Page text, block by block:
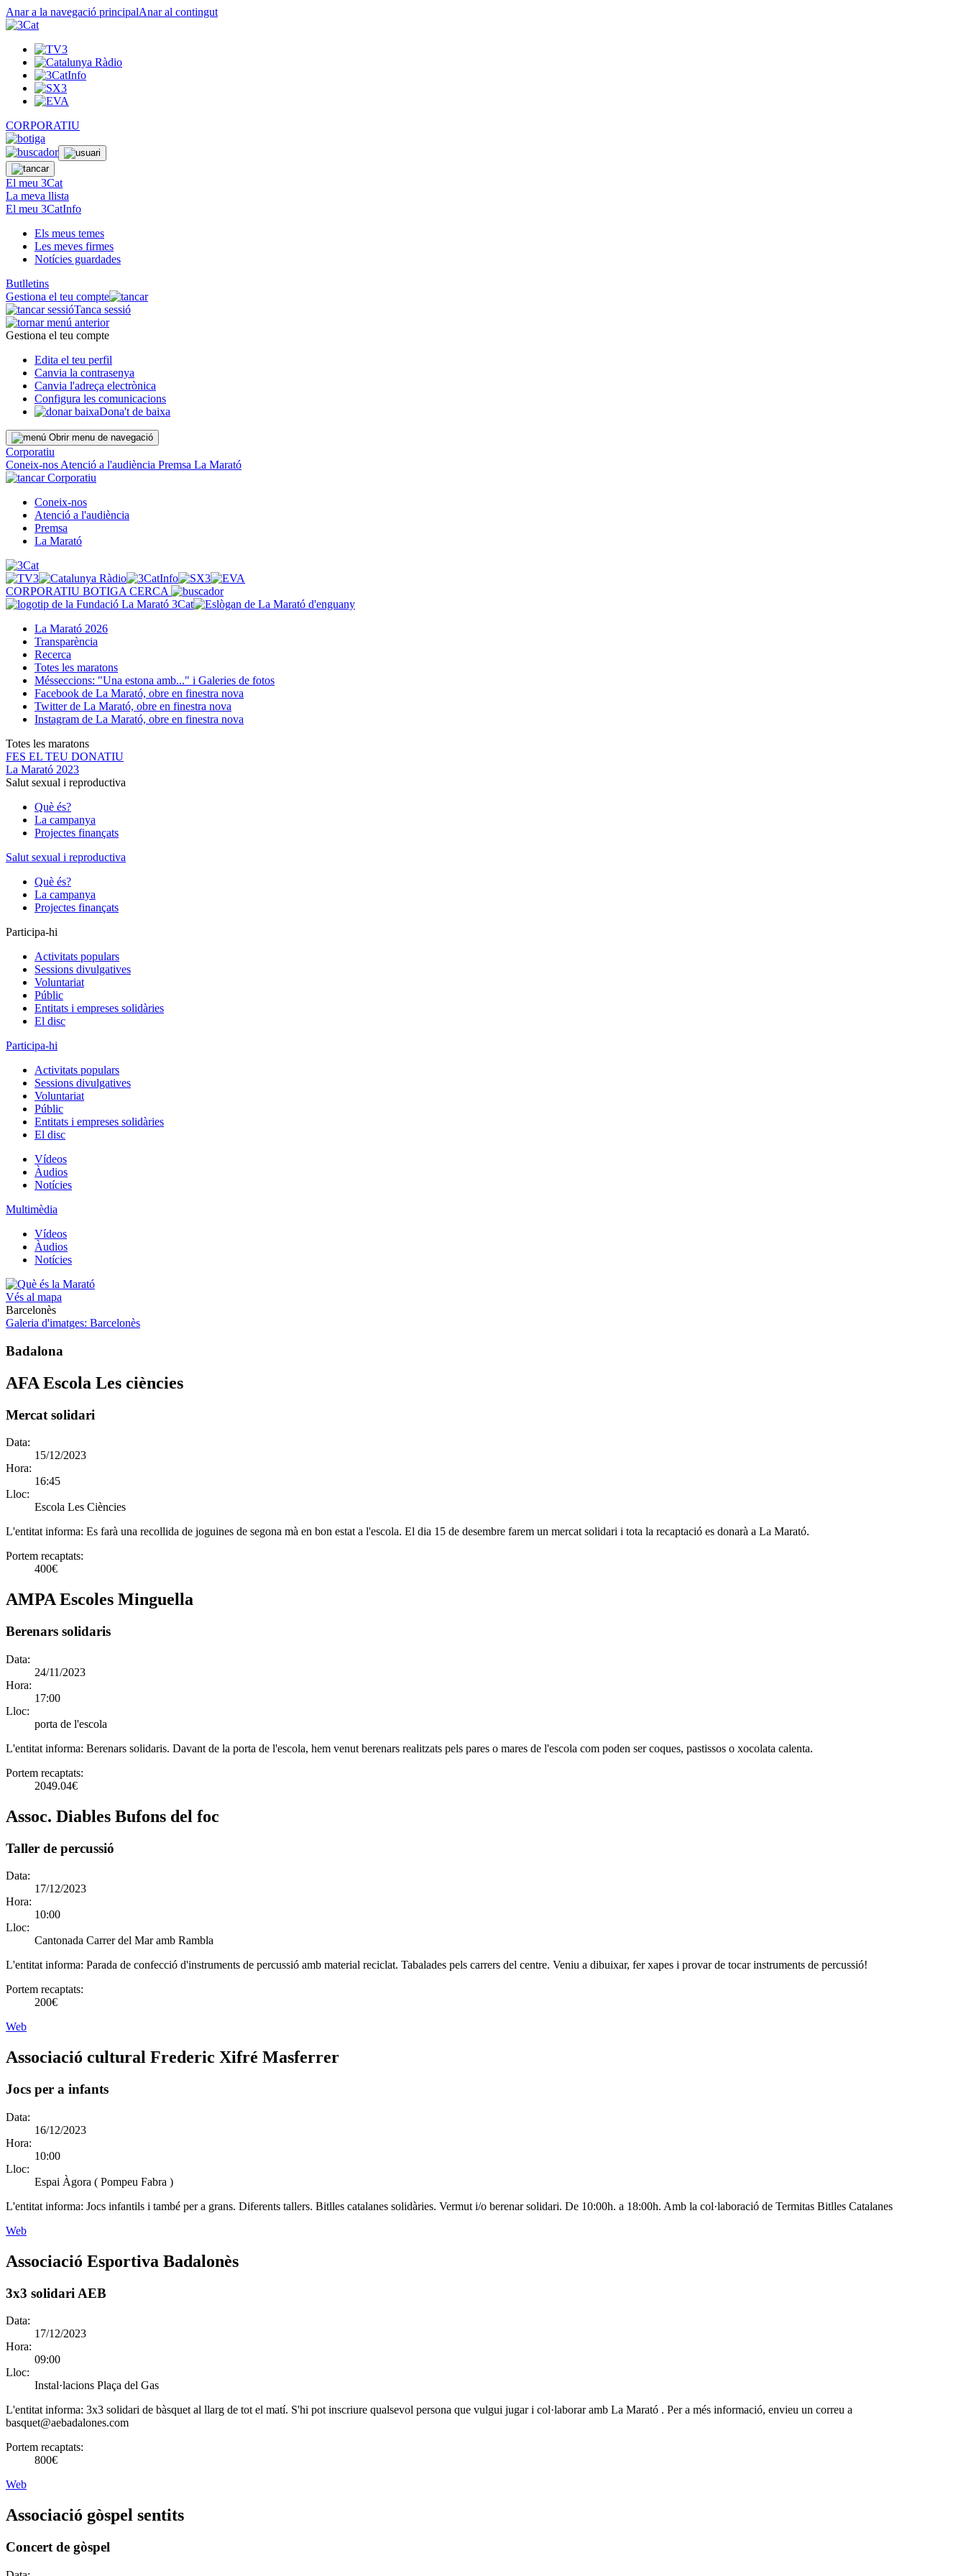
Anar a la navegació principalAnar al contingut
CORPORATIU
El meu 3Cat
La meva llista
El meu 3CatInfo
Els meus temes
Les meves firmes
Notícies guardades
Butlletins
Gestiona el teu compte
Tanca sessió
Gestiona el teu compte
Edita el teu perfil
Canvia la contrasenya
Canvia l'adreça electrònica
Configura les comunicacions
Dona't de baixa
Obrir menu de navegació
Corporatiu
Coneix-nos Atenció a l'audiència Premsa La Marató
Corporatiu
Coneix-nos
Atenció a l'audiència
Premsa
La Marató
CORPORATIU BOTIGA CERCA
La Marató 2026
Transparència
Recerca
Totes les maratons
Mésseccions: "Una estona amb..." i Galeries de fotos
Facebook de La Marató, obre en finestra nova
Twitter de La Marató, obre en finestra nova
Instagram de La Marató, obre en finestra nova
Totes les maratons
FES EL TEU DONATIU
La Marató 2023
Salut sexual i reproductiva
Què és?
La campanya
Projectes finançats
Salut sexual i reproductiva
Què és?
La campanya
Projectes finançats
Participa-hi
Activitats populars
Sessions divulgatives
Voluntariat
Públic
Entitats i empreses solidàries
El disc
Participa-hi
Activitats populars
Sessions divulgatives
Voluntariat
Públic
Entitats i empreses solidàries
El disc
Vídeos
Àudios
Notícies
Multimèdia
Vídeos
Àudios
Notícies
Vés al mapa
Barcelonès
Galeria d'imatges: Barcelonès
Badalona
AFA Escola Les ciències
Mercat solidari
Data:
15/12/2023
Hora:
16:45
Lloc:
Escola Les Ciències
L'entitat informa: Es farà una recollida de joguines de segona mà en bon estat a l'escola. El dia 15 de desembre farem un mercat solidari i tota la recaptació es donarà a La Marató.
Portem recaptats:
400€
AMPA Escoles Minguella
Berenars solidaris
Data:
24/11/2023
Hora:
17:00
Lloc:
porta de l'escola
L'entitat informa: Berenars solidaris. Davant de la porta de l'escola, hem venut berenars realitzats pels pares o mares de l'escola com poden ser coques, pastissos o xocolata calenta.
Portem recaptats:
2049.04€
Assoc. Diables Bufons del foc
Taller de percussió
Data:
17/12/2023
Hora:
10:00
Lloc:
Cantonada Carrer del Mar amb Rambla
L'entitat informa: Parada de confecció d'instruments de percussió amb material reciclat. Tabalades pels carrers del centre. Veniu a dibuixar, fer xapes i provar de tocar instruments de percussió!
Portem recaptats:
200€
Web
Associació cultural Frederic Xifré Masferrer
Jocs per a infants
Data:
16/12/2023
Hora:
10:00
Lloc:
Espai Àgora ( Pompeu Fabra )
L'entitat informa: Jocs infantils i també per a grans. Diferents tallers. Bitlles catalanes solidàries. Vermut i/o berenar solidari. De 10:00h. a 18:00h. Amb la col·laboració de Termitas Bitlles Catalanes
Web
Associació Esportiva Badalonès
3x3 solidari AEB
Data:
17/12/2023
Hora:
09:00
Lloc:
Instal·lacions Plaça del Gas
L'entitat informa: 3x3 solidari de bàsquet al llarg de tot el matí. S'hi pot inscriure qualsevol persona que vulgui jugar i col·laborar amb La Marató . Per a més informació, envieu un correu a
basquet@aebadalones.com
Portem recaptats:
800€
Web
Associació gòspel sentits
Concert de gòspel